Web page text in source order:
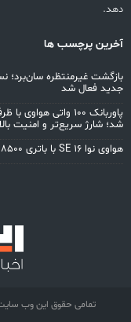
دهد.
آخرین پرچسب ها
بازگشت غیرمنتظره سان‌برد؛
جدید فعال شد
شد؛ شارژ سریع‌تر و امنیت
هواوی نوا 16 SE با باتری ۸۵۰۰ میلی‌آمپرساعتی و نمایشگر ۸۰۰۰ نیتی معرفی شد
تمامی حقوق این وب